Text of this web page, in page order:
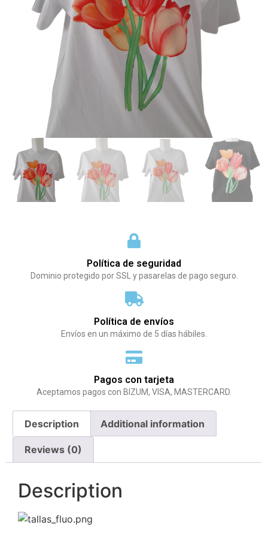
Política de seguridad
Dominio protegido por SSL y pasarelas de pago seguro.
Política de envíos
Envíos en un máximo de 5 días hábiles.
Pagos con tarjeta
Aceptamos pagos con BIZUM, VISA, MASTERCARD.
Description Additional information
Reviews (0)
Description